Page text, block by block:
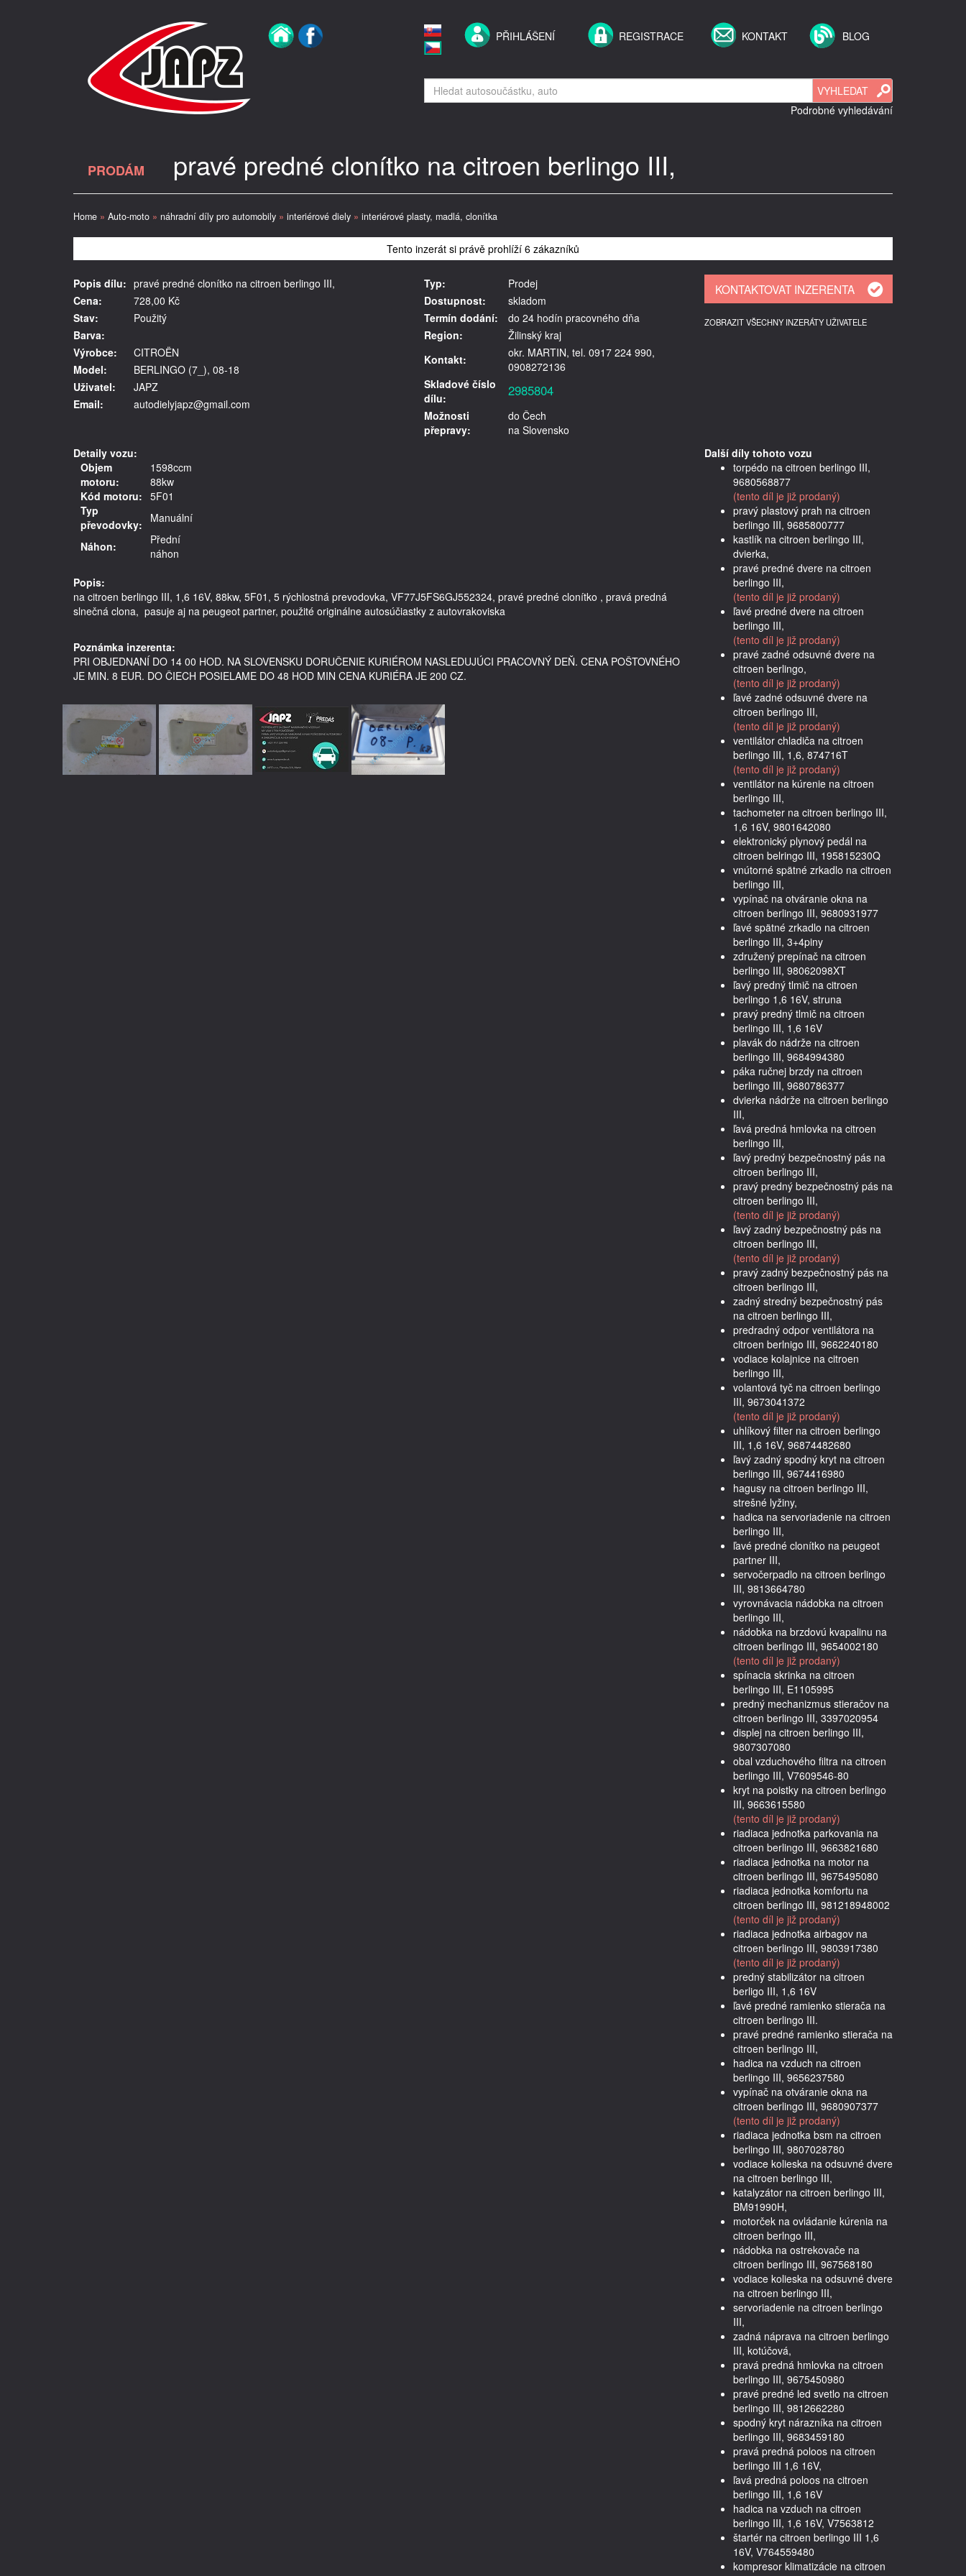
PŘIHLÁŠENÍ REGISTRACE KONTAKT BLOG
Podrobné vyhledávání
PRODÁM pravé predné clonítko na citroen berlingo III,
Home » Auto-moto » náhradní díly pro automobily » interiérové diely » interiérové plasty, madlá, clonítka
Tento inzerát si právě prohlíží 6 zákazníků
Popis dílu: pravé predné clonítko na citroen berlingo III,
Cena:
728,00 Kč
Stav:
Použitý
Barva:
Výrobce:
CITROËN
Model:
BERLINGO (7_), 08-18
Uživatel:
JAPZ
Email:
autodielyjapz@gmail.com
Typ:
Prodej
Dostupnost:
skladom
Termín dodání:
do 24 hodín pracovného dňa
Region:
Žilinský kraj
Kontakt:
okr. MARTIN, tel. 0917 224 990,
0908272136
Skladové číslo
dílu:
2985804
Možnosti
přepravy:
do Čech
na Slovensko
ZOBRAZIT VŠECHNY INZERÁTY UŽIVATELE
Detaily vozu:
Objem
motoru:
1598ccm
88kw
Kód motoru: 5F01
Typ
převodovky:
Manuální
Náhon:
Přední
náhon
Popis:
na citroen berlingo III, 1,6 16V, 88kw, 5F01, 5 rýchlostná prevodovka, VF77J5FS6GJ552324, pravé predné clonítko , pravá predná
slnečná clona,  pasuje aj na peugeot partner, použité originálne autosúčiastky z autovrakoviska
Poznámka inzerenta:
PRI OBJEDNANÍ DO 14 00 HOD. NA SLOVENSKU DORUČENIE KURIÉROM NASLEDUJÚCI PRACOVNÝ DEŇ. CENA POŠTOVNÉHO
JE MIN. 8 EUR. DO ČIECH POSIELAME DO 48 HOD MIN CENA KURIÉRA JE 200 CZ.
Další díly tohoto vozu
torpédo na citroen berlingo III,
9680568877
(tento díl je již prodaný)
pravý plastový prah na citroen
berlingo III, 9685800777
kastlík na citroen berlingo III,
dvierka,
pravé predné dvere na citroen
berlingo III,
(tento díl je již prodaný)
ľavé predné dvere na citroen
berlingo III,
(tento díl je již prodaný)
pravé zadné odsuvné dvere na
citroen berlingo,
(tento díl je již prodaný)
ľavé zadné odsuvné dvere na
citroen berlingo III,
(tento díl je již prodaný)
ventilátor chladiča na citroen
berlingo III, 1,6, 874716T
(tento díl je již prodaný)
ventilátor na kúrenie na citroen
berlingo III,
tachometer na citroen berlingo III,
1,6 16V, 9801642080
elektronický plynový pedál na
citroen belringo III, 195815230Q
vnútorné spätné zrkadlo na citroen
berlingo III,
vypínač na otváranie okna na
citroen berlingo III, 9680931977
ľavé spätné zrkadlo na citroen
berlingo III, 3+4piny
združený prepínač na citroen
berlingo III, 98062098XT
ľavý predný tlmič na citroen
berlingo 1,6 16V, struna
pravý predný tlmič na citroen
berlingo III, 1,6 16V
plavák do nádrže na citroen
berlingo III, 9684994380
páka ručnej brzdy na citroen
berlingo III, 9680786377
dvierka nádrže na citroen berlingo
III,
ľavá predná hmlovka na citroen
berlingo III,
ľavý predný bezpečnostný pás na
citroen berlingo III,
pravý predný bezpečnostný pás na
citroen berlingo III,
(tento díl je již prodaný)
ľavý zadný bezpečnostný pás na
citroen berlingo III,
(tento díl je již prodaný)
pravý zadný bezpečnostný pás na
citroen berlingo III,
zadný stredný bezpečnostný pás
na citroen berlingo III,
predradný odpor ventilátora na
citroen berlnigo III, 9662240180
vodiace kolajnice na citroen
berlingo III,
volantová tyč na citroen berlingo
III, 9673041372
(tento díl je již prodaný)
uhlíkový filter na citroen berlingo
III, 1,6 16V, 96874482680
ľavý zadný spodný kryt na citroen
berlingo III, 9674416980
hagusy na citroen berlingo III,
strešné lyžiny,
hadica na servoriadenie na citroen
berlingo III,
ľavé predné clonítko na peugeot
partner III,
servočerpadlo na citroen berlingo
III, 9813664780
vyrovnávacia nádobka na citroen
berlingo III,
nádobka na brzdovú kvapalinu na
citroen berlingo III, 9654002180
(tento díl je již prodaný)
spínacia skrinka na citroen
berlingo III, E1105995
predný mechanizmus stieračov na
citroen berlingo III, 3397020954
displej na citroen berlingo III,
9807307080
obal vzduchového filtra na citroen
berlingo III, V7609546-80
kryt na poistky na citroen berlingo
III, 9663615580
(tento díl je již prodaný)
riadiaca jednotka parkovania na
citroen berlingo III, 9663821680
riadiaca jednotka na motor na
citroen berlingo III, 9675495080
riadiaca jednotka komfortu na
citroen berlingo III, 981218948002
(tento díl je již prodaný)
riadiaca jednotka airbagov na
citroen berlingo III, 9803917380
(tento díl je již prodaný)
predný stabilizátor na citroen
berligo III, 1,6 16V
ľavé predné ramienko stierača na
citroen berlingo III.
pravé predné ramienko stierača na
citroen berlingo III,
hadica na vzduch na citroen
berlingo III, 9656237580
vypínač na otváranie okna na
citroen berlingo III, 9680907377
(tento díl je již prodaný)
riadiaca jednotka bsm na citroen
berlingo III, 9807028780
vodiace kolieska na odsuvné dvere
na citroen berlingo III,
katalyzátor na citroen berlingo III,
BM91990H,
motorček na ovládanie kúrenia na
citroen berlngo III,
nádobka na ostrekovače na
citroen berlingo III, 967568180
vodiace kolieska na odsuvné dvere
na citroen berlingo III,
servoriadenie na citroen berlingo
III,
zadná náprava na citroen berlingo
III, kotúčová,
pravá predná hmlovka na citroen
berlingo III, 9675450980
pravé predné led svetlo na citroen
berlingo III, 9812662280
spodný kryt nárazníka na citroen
berlingo III, 9683459180
pravá predná poloos na citroen
berlingo III 1,6 16V,
ľavá predná poloos na citroen
berlingo III, 1,6 16V
hadica na vzduch na citroen
berlingo III, 1,6 16V, V7563812
štartér na citroen berlingo III 1,6
16V, V764559480
kompresor klimatizácie na citroen